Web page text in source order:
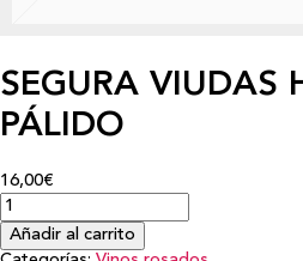
SEGURA VIUDAS
PÁLIDO
16,00€
Añadir al carrito